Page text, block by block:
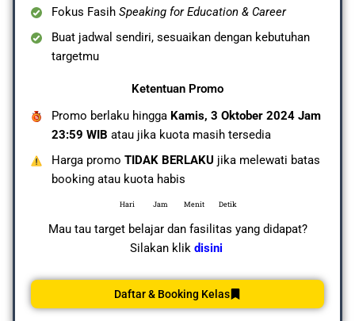
Fokus Fasih Speaking for Education & Career
Buat jadwal sendiri, sesuaikan dengan kebutuhan
targetmu
Ketentuan Promo
Promo berlaku hingga Kamis, 3 Oktober 2024 Jam
23:59 WIB atau jika kuota masih tersedia
Harga promo TIDAK BERLAKU jika melewati batas
booking atau kuota habis
Hari Jam Menit Detik
Mau tau target belajar dan fasilitas yang didapat?
Silakan klik disini
Daftar & Booking Kelas